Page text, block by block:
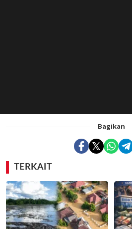
Bagikan
TERKAIT